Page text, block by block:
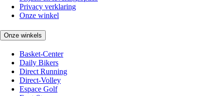
Privacy verklaring
Onze winkel
Onze winkels
Basket-Center
Daily Bikers
Direct Running
Direct-Volley
Espace Golf